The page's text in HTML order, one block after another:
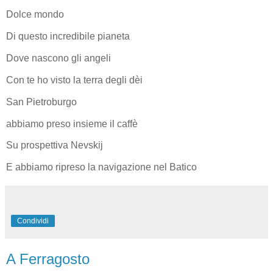
Dolce mondo
Di questo incredibile pianeta
Dove nascono gli angeli
Con te ho visto la terra degli dèi
San Pietroburgo
abbiamo preso insieme il caffè
Su prospettiva Nevskij
E abbiamo ripreso la navigazione nel Batico
Condividi
A Ferragosto